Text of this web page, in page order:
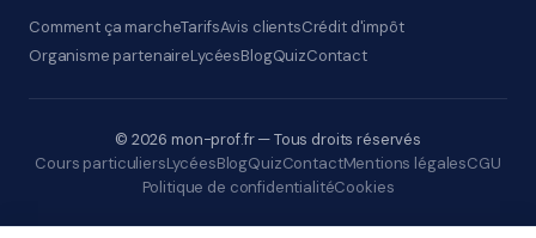
Comment ça marcheTarifsAvis clientsCrédit d'impôt
Organisme partenaireLycéesBlogQuizContact
© 2026 mon-prof.fr — Tous droits réservés
Cours particuliersLycéesBlogQuizContactMentions légalesCGU
Politique de confidentialitéCookies